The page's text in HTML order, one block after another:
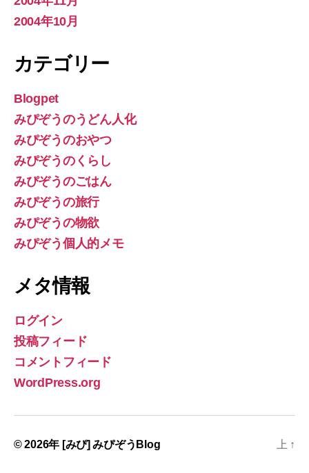
2004年10月
カテゴリー
Blogpet
みぴぞうのうどん人化
みぴぞうのおやつ
みぴぞうのくらし
みぴぞうのごはん
みぴぞうの旅行
みぴぞうの物欲
みぴぞう個人的メモ
メタ情報
ログイン
投稿フィード
コメントフィード
WordPress.org
© 2026年 [みぴ] みぴぞうBlog 上 ↑